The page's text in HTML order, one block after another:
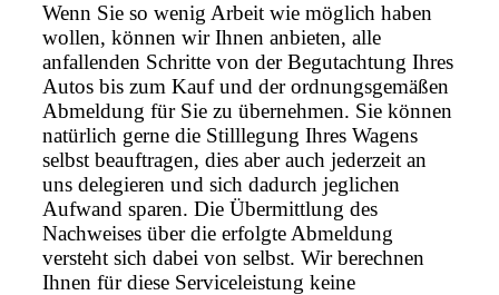
Wenn Sie so wenig Arbeit wie möglich haben
wollen, können wir Ihnen anbieten, alle
anfallenden Schritte von der Begutachtung Ihres
Autos bis zum Kauf und der ordnungsgemäßen
Abmeldung für Sie zu übernehmen. Sie können
natürlich gerne die Stilllegung Ihres Wagens
selbst beauftragen, dies aber auch jederzeit an
uns delegieren und sich dadurch jeglichen
Aufwand sparen. Die Übermittlung des
Nachweises über die erfolgte Abmeldung
versteht sich dabei von selbst. Wir berechnen
Ihnen für diese Serviceleistung keine